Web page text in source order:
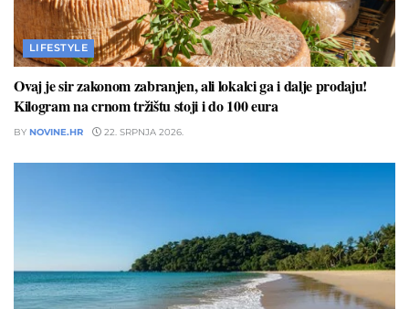
LIFESTYLE
Ovaj je sir zakonom zabranjen, ali lokalci ga i dalje prodaju!
Kilogram na crnom tržištu stoji i do 100 eura
BY NOVINE.HR 22. SRPNJA 2026.